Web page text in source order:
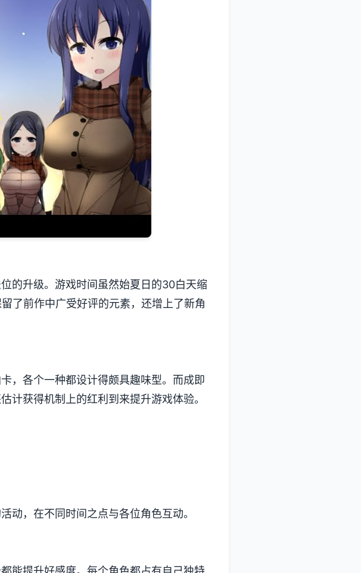
的升级。游戏时间虽然始夏日的30白天缩
了前作中广受好评的元素，还增上了​​新角
，各个一种都设计得颇具趣味型。而​​成即
计获得机制上的红利到来提升游戏体验。
，在不同时间之点与各位角色互动。